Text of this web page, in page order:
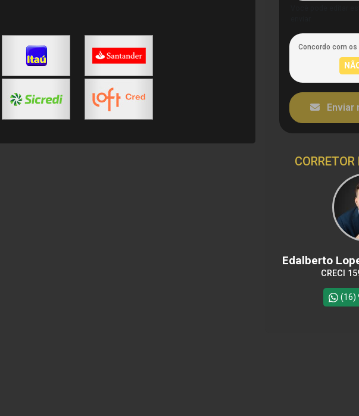
Concordo com os
Enviar
Edalberto
CRECI
(16)